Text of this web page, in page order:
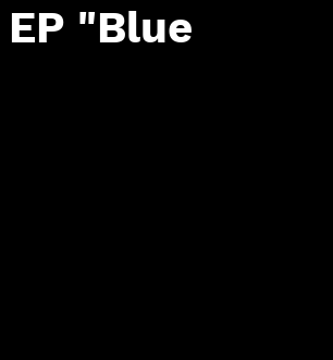
"Blue